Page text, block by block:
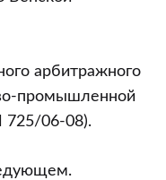
арбитражного
промышленной
725/06-08).